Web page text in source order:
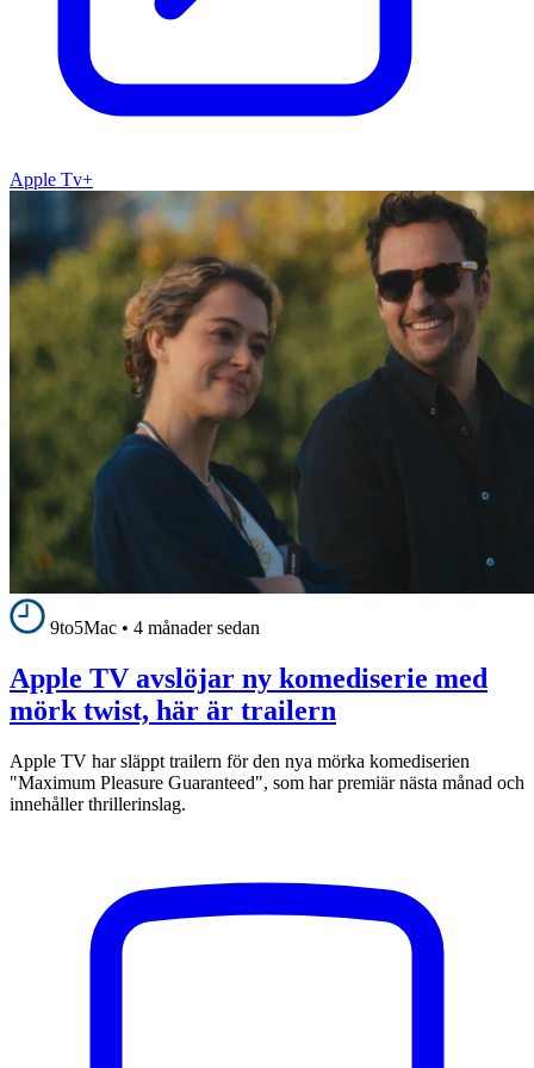
Apple Tv+
9to5Mac • 4 månader sedan
Apple TV avslöjar ny komediserie med
mörk twist, här är trailern
Apple TV har släppt trailern för den nya mörka komediserien
"Maximum Pleasure Guaranteed", som har premiär nästa månad och
innehåller thrillerinslag.